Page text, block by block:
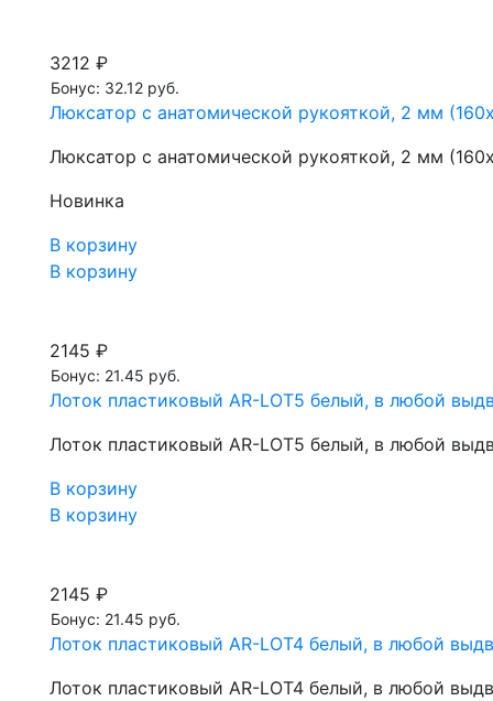
3212 ₽
Бонус: 32.12 руб.
Люксатор с анатомической рукояткой, 2 мм
Люксатор с анатомической рукояткой, 2 мм
Новинка
В корзину
В корзину
2145 ₽
Бонус: 21.45 руб.
Лоток пластиковый AR-LOT5 белый, в любой
Лоток пластиковый AR-LOT5 белый, в любой
В корзину
В корзину
2145 ₽
Бонус: 21.45 руб.
Лоток пластиковый AR-LOT4 белый, в любой
Лоток пластиковый AR-LOT4 белый, в любой